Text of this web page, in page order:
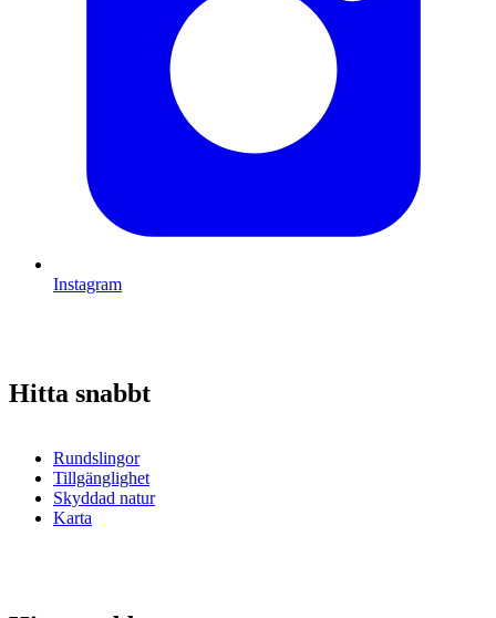
Instagram
Hitta snabbt
Rundslingor
Tillgänglighet
Skyddad natur
Karta